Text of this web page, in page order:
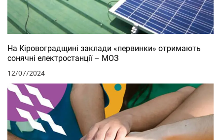
На Кіровоградщині заклади «первинки» отримають
сонячні електростанції – МОЗ
12/07/2024